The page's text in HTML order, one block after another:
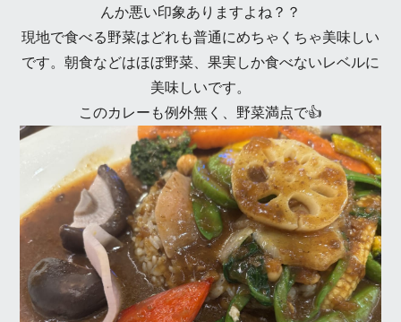
んか悪い印象ありますよね？？
現地で食べる野菜はどれも普通にめちゃくちゃ美味しい
です。朝食などはほぼ野菜、果実しか食べないレベルに
美味しいです。
このカレーも例外無く、野菜満点で👍